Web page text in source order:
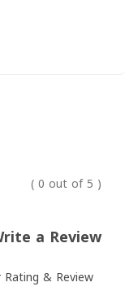
( 0 out of 5 )
a Review
Rating & Review